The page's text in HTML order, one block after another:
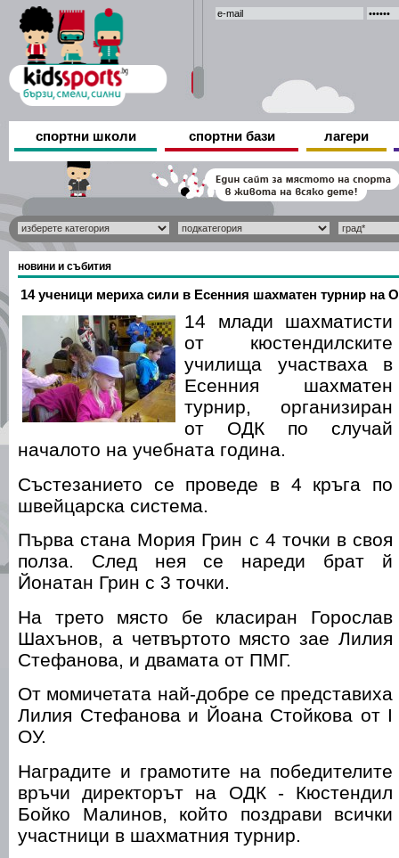
спортни школи спортни бази лагери
новини и събития
14 ученици мериха сили в Есенния шахматен турнир на
14 млади шахматисти
от кюстендилските
училища участваха в
Есенния шахматен
турнир, организиран
от ОДК по случай
началото на учебната година.
Състезанието се проведе в 4 кръга по
швейцарска система.
Първа стана Мория Грин с 4 точки в своя
полза. След нея се нареди брат й
Йонатан Грин с 3 точки.
На трето място бе класиран Горослав
Шахънов, а четвъртото място зае Лилия
Стефанова, и двамата от ПМГ.
От момичетата най-добре се представиха
Лилия Стефанова и Йоана Стойкова от І
ОУ.
Наградите и грамотите на победителите
връчи директорът на ОДК - Кюстендил
Бойко Малинов, който поздрави всички
участници в шахматния турнир.